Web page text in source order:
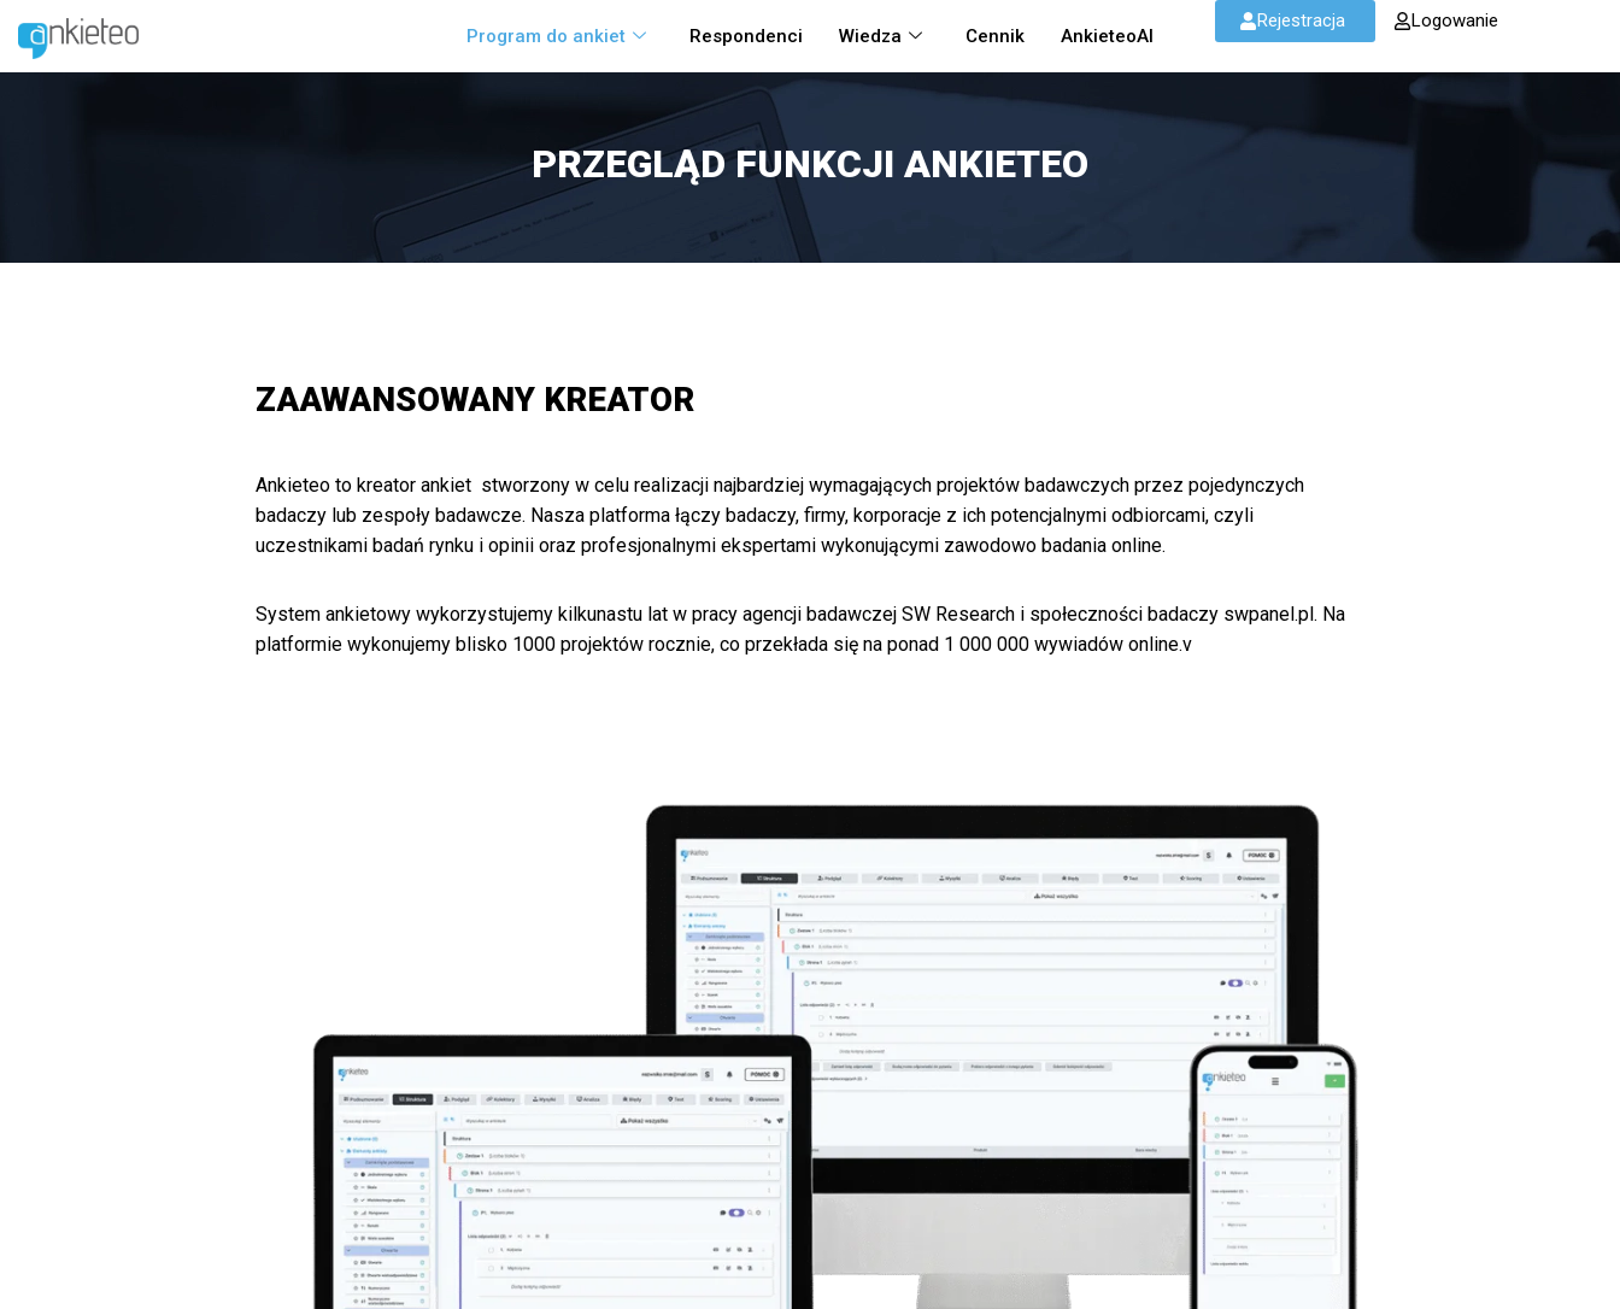
Program do ankiet Respondenci Wiedza Cennik AnkieteoAI
Rejestracja Logowanie
PRZEGLĄD FUNKCJI ANKIETEO
ZAAWANSOWANY KREATOR
Ankieteo to kreator ankiet stworzony w celu realizacji najbardziej wymagających projektów badawczych przez pojedynczych
badaczy lub zespoły badawcze. Nasza platforma łączy badaczy, firmy, korporacje z ich potencjalnymi odbiorcami, czyli
uczestnikami badań rynku i opinii oraz profesjonalnymi ekspertami wykonującymi zawodowo badania online.
System ankietowy wykorzystujemy kilkunastu lat w pracy agencji badawczej SW Research i społeczności badaczy swpanel.pl. Na
platformie wykonujemy blisko 1000 projektów rocznie, co przekłada się na ponad 1 000 000 wywiadów online.v